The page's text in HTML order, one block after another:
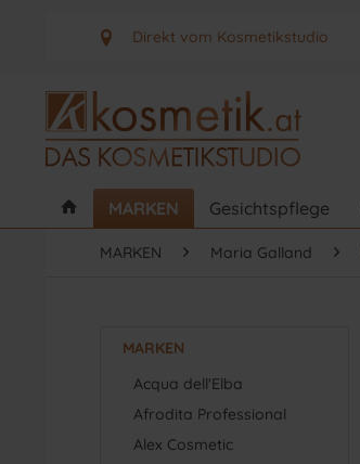
Direkt vom Kosmetikstudio
MARKEN Gesichtspflege
MARKEN Maria Galland
MARKEN
Acqua dell'Elba
Afrodita Professional
Alex Cosmetic